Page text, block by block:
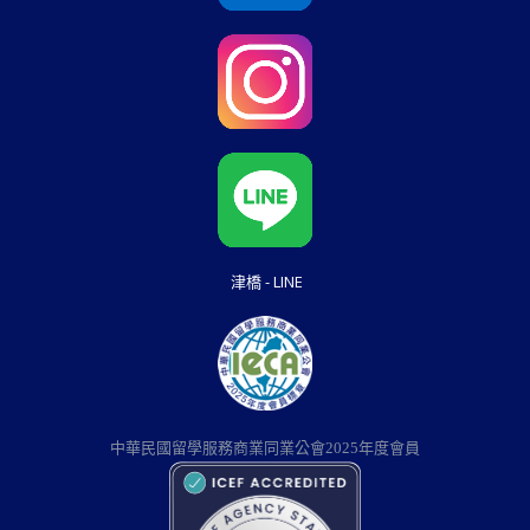
津橋 - LINE
中華民國留學服務商業同業公會2025年度會員